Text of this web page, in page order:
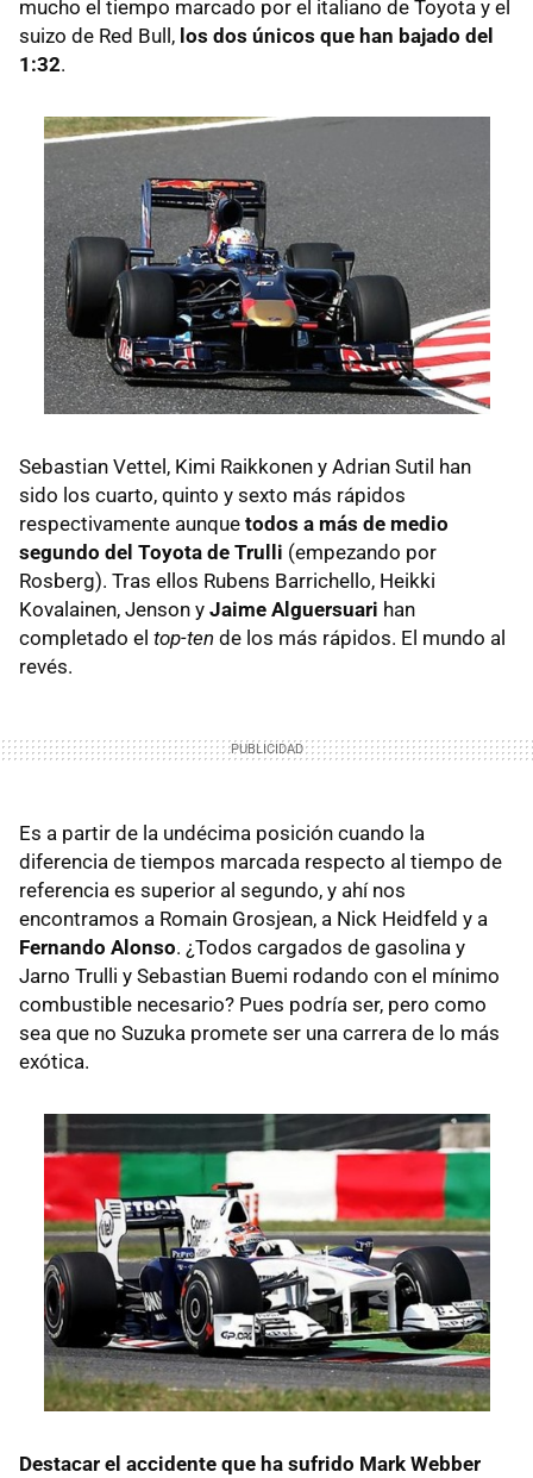
mucho el tiempo marcado por el italiano de Toyota y el
suizo de Red Bull, los dos únicos que han bajado del
1:32.
Sebastian Vettel, Kimi Raikkonen y Adrian Sutil han
sido los cuarto, quinto y sexto más rápidos
respectivamente aunque todos a más de medio
segundo del Toyota de Trulli (empezando por
Rosberg). Tras ellos Rubens Barrichello, Heikki
Kovalainen, Jenson y Jaime Alguersuari han
completado el top-ten de los más rápidos. El mundo al
revés.
Es a partir de la undécima posición cuando la
diferencia de tiempos marcada respecto al tiempo de
referencia es superior al segundo, y ahí nos
encontramos a Romain Grosjean, a Nick Heidfeld y a
Fernando Alonso. ¿Todos cargados de gasolina y
Jarno Trulli y Sebastian Buemi rodando con el mínimo
combustible necesario? Pues podría ser, pero como
sea que no Suzuka promete ser una carrera de lo más
exótica.
Destacar el accidente que ha sufrido Mark Webber